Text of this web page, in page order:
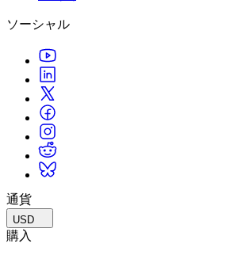
Unity がサポートする 25 以上のプラッ
LiveOps
ローンチ後のインサイトとライブゲー
成長
詳しく見る
発見され、モバイルユーザーを獲得する
ストアとD2C全体でIAPを管理
収益化
運用の卓越性を達成する
小売
店内体験をオンライン体験に変換する
自動車
イノベーションと車内体験を促進する
すべての業界を見る
技術用語のライブラリ
ケーススタディ
実際の成功事例
ベストプラクティスガイド
専門家のヒントとコツ
デモ
デモ、サンプル、ビルディングブロック
すべてのリソース
新機能
ライブストリーム
Unity Awards
世界中のUnityクリエイターを祝う
Unity は初めてですか？旅を始めましょう
ハウツーガイド
実用的なヒントとベストプラクティス
教育
学生向け
キャリアをスタートさせる
教育を大幅に強化
教育機関向けライセンス
ソーシャル
通貨
USD
購入